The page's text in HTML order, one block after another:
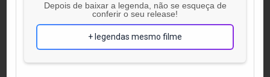
Depois de baixar a legenda, não se esqueça de
conferir o seu release!
+ legendas mesmo filme